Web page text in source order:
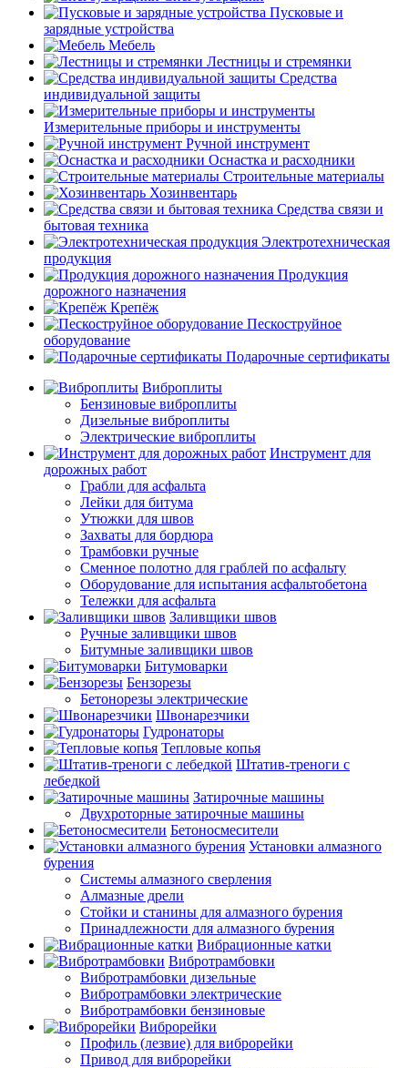
Пусковые и
зарядные устройства
Мебель
Лестницы и стремянки
Средства
индивидуальной защиты
Измерительные приборы и инструменты
Ручной инструмент
Оснастка и расходники
Строительные материалы
Хозинвентарь
Средства связи и
бытовая техника
Электротехническая
продукция
Продукция
дорожного назначения
Крепёж
Пескоструйное
оборудование
Подарочные сертификаты
Виброплиты
Бензиновые виброплиты
Дизельные виброплиты
Электрические виброплиты
Инструмент для
дорожных работ
Грабли для асфальта
Лейки для битума
Утюжки для швов
Захваты для бордюра
Трамбовки ручные
Сменное полотно для граблей по асфальту
Оборудование для испытания асфальтобетона
Тележки для асфальта
Заливщики швов
Ручные заливщики швов
Битумные заливщики швов
Битумоварки
Бензорезы
Бетонорезы электрические
Швонарезчики
Гудронаторы
Тепловые копья
Штатив-треноги с
лебедкой
Затирочные машины
Двухроторные затирочные машины
Бетоносмесители
Установки алмазного
бурения
Системы алмазного сверления
Алмазные дрели
Стойки и станины для алмазного бурения
Принадлежности для алмазного бурения
Вибрационные катки
Вибротрамбовки
Вибротрамбовки дизельные
Вибротрамбовки электрические
Вибротрамбовки бензиновые
Виброрейки
Профиль (лезвие) для виброрейки
Привод для виброрейки